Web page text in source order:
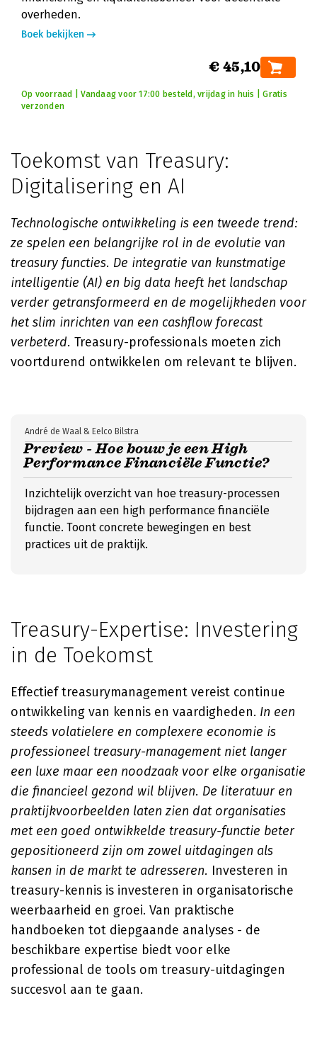
overheden.
Boek bekijken
€ 45,10
Op voorraad | Vandaag voor 17:00 besteld, vrijdag in huis | Gratis
verzonden
Toekomst van Treasury:
Digitalisering en AI
Technologische ontwikkeling is een tweede trend:
ze spelen een belangrijke rol in de evolutie van
treasury functies. De integratie van kunstmatige
intelligentie (AI) en big data heeft het landschap
verder getransformeerd en de mogelijkheden voor
het slim inrichten van een cashflow forecast
verbeterd. Treasury-professionals moeten zich
voortdurend ontwikkelen om relevant te blijven.
Preview - Hoe bouw je een High
Performance Financiële Functie?
André de Waal & Eelco Bilstra
Inzichtelijk overzicht van hoe treasury-processen
bijdragen aan een high performance financiële
functie. Toont concrete bewegingen en best
practices uit de praktijk.
Treasury-Expertise: Investering
in de Toekomst
Effectief treasurymanagement vereist continue
ontwikkeling van kennis en vaardigheden. In een
steeds volatielere en complexere economie is
professioneel treasury-management niet langer
een luxe maar een noodzaak voor elke organisatie
die financieel gezond wil blijven. De literatuur en
praktijkvoorbeelden laten zien dat organisaties
met een goed ontwikkelde treasury-functie beter
gepositioneerd zijn om zowel uitdagingen als
kansen in de markt te adresseren. Investeren in
treasury-kennis is investeren in organisatorische
weerbaarheid en groei. Van praktische
handboeken tot diepgaande analyses - de
beschikbare expertise biedt voor elke
professional de tools om treasury-uitdagingen
succesvol aan te gaan.